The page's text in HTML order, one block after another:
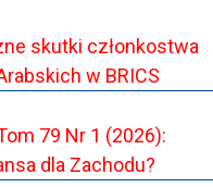
skutki członkostwa
w BRICS
79 Nr 1 (2026):
dla Zachodu?